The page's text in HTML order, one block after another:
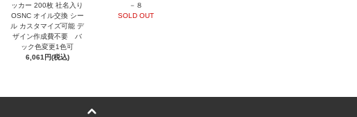
ッカー 200枚 社名入り
OSNC オイル交換 シー
ル カスタマイズ可能 デ
ザイン作成費不要 バ
ック色変更1色可
6,061円(税込)
－８
SOLD OUT